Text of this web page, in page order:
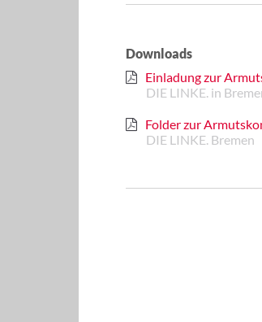
Downloads
Einladung zur
DIE LINKE. in
Folder zur
DIE LINKE. Bremen